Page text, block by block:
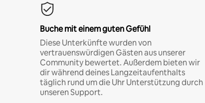
Buche mit einem guten Gefühl
Diese Unterkünfte wurden von
vertrauenswürdigen Gästen aus unserer
Community bewertet. Außerdem bieten wir
dir während deines Langzeitaufenthalts
täglich rund um die Uhr Unterstützung durch
unseren Support.